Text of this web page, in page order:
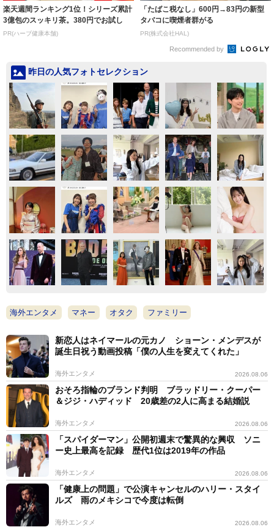
楽天週間ランキング1位！シリーズ累計
3億包のスッキリ茶。380円でお試し
PR(ハーブ健康本舗)
「たばこ税なし」600円→83円の新型
タバコに喫煙者群がる
PR(株式会社HAL)
Recommended by
昨日の人気フォトセレクション
海外エンタメ マネー オタク ファミリー
新恋人はネイマールの元カノ ショーン・メンデスが
誕生日祝う動画投稿「僕の人生を変えてくれた」
海外エンタメ 2026.08.06
おそろ指輪のブランド判明 ブラッドリー・クーパー
＆ジジ・ハディッド 20歳差の2人に高まる結婚説
海外エンタメ 2026.08.06
「スパイダーマン」公開初週末で驚異的な興収 ソニ
ー史上最高を記録 歴代1位は2019年の作品
海外エンタメ 2026.08.06
「健康上の問題」で公演キャンセルのハリー・スタイ
ルズ 雨のメキシコで今度は転倒
海外エンタメ 2026.08.06